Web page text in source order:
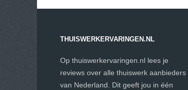
THUISWERKERVARINGEN.NL
Op thuiswerkervaringen.nl lees je
reviews over alle thuiswerk aanbieders
van Nederland. Dit geeft jou in één